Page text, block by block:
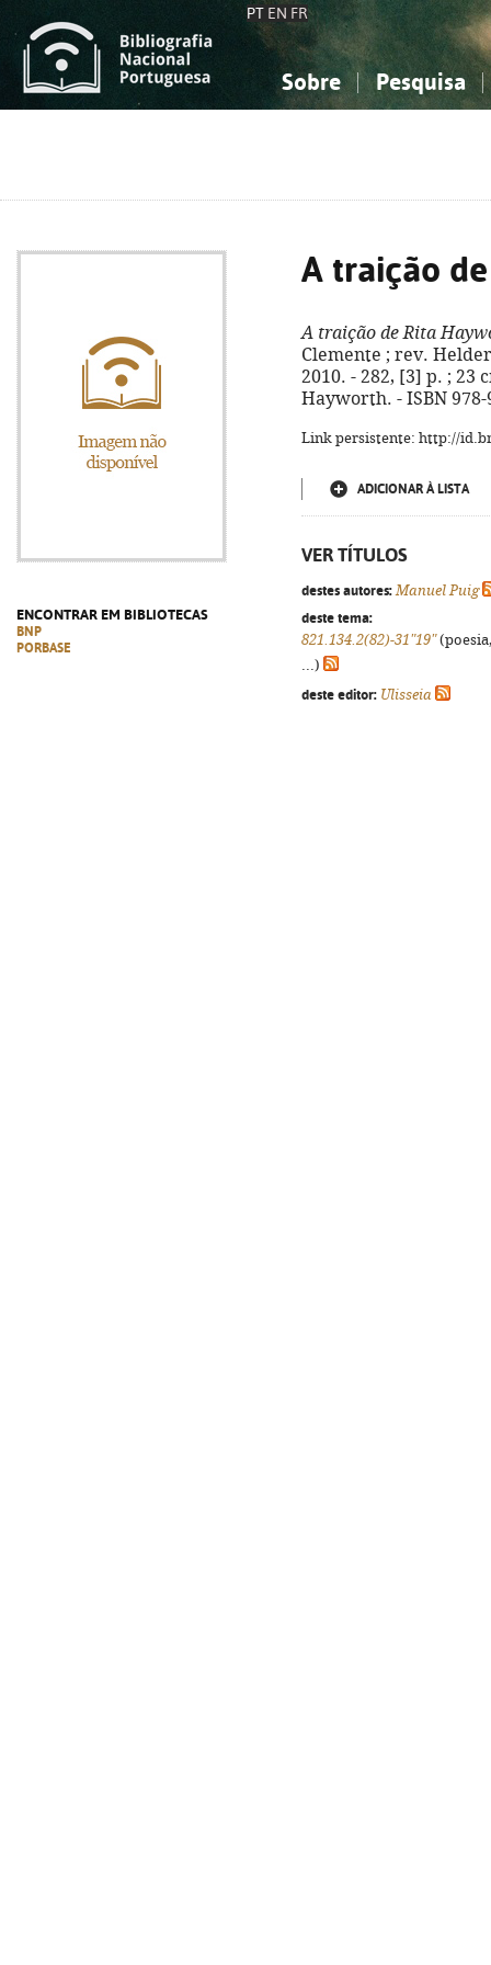
PT EN FR
Sobre Pesquisa
ENCONTRAR EM BIBLIOTECAS
BNP
PORBASE
A traição
A traição de Rita
Clemente ; rev.
2010. - 282, [3] p. ; 23
Hayworth. - ISBN 978-
Link persistente: http://
ADICIONAR À LISTA
VER TÍTULOS
destes autores: Manuel Puig
deste tema:
821.134.2(82)-31"19"
...)
deste editor: Ulisseia